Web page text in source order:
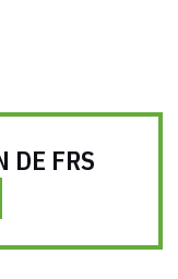
DE FRS